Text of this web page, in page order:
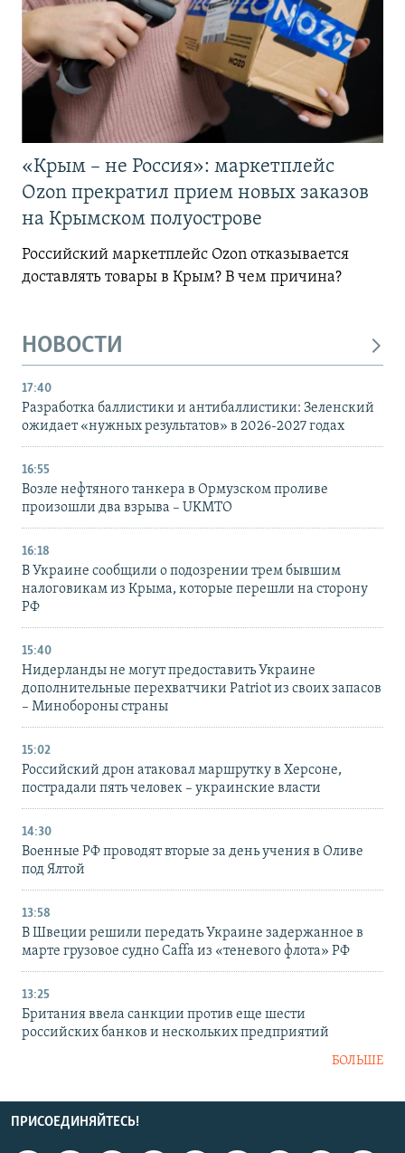
«Крым – не Россия»: маркетплейс
Ozon прекратил прием новых заказов
на Крымском полуострове
Российский маркетплейс Ozon отказывается
доставлять товары в Крым? В чем причина?
НОВОСТИ
17:40
Разработка баллистики и антибаллистики: Зеленский
ожидает «нужных результатов» в 2026-2027 годах
16:55
Возле нефтяного танкера в Ормузском проливе
произошли два взрыва – UKMTO
16:18
В Украине сообщили о подозрении трем бывшим
налоговикам из Крыма, которые перешли на сторону
РФ
15:40
Нидерланды не могут предоставить Украине
дополнительные перехватчики Patriot из своих запасов
– Минобороны страны
15:02
Российский дрон атаковал маршрутку в Херсоне,
пострадали пять человек – украинские власти
14:30
Военные РФ проводят вторые за день учения в Оливе
под Ялтой
13:58
В Швеции решили передать Украине задержанное в
марте грузовое судно Caffa из «теневого флота» РФ
13:25
Британия ввела санкции против еще шести
российских банков и нескольких предприятий
БОЛЬШЕ
ПРИСОЕДИНЯЙТЕСЬ!